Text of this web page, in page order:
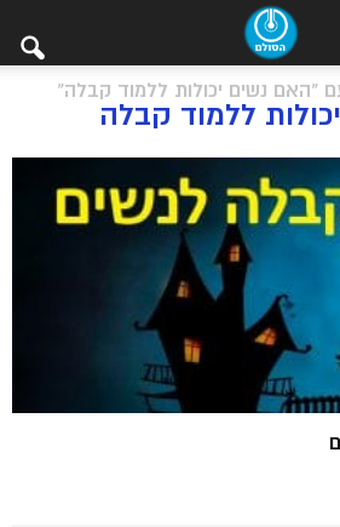
"האם נשים יכולות ללמוד קבלה"
ללמוד קבלה